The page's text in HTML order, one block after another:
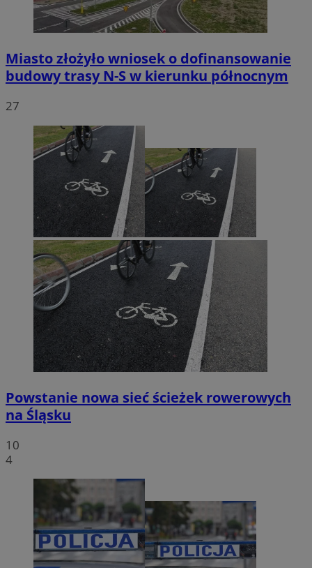
Miasto złożyło wniosek o dofinansowanie
budowy trasy N-S w kierunku północnym
27
Powstanie nowa sieć ścieżek rowerowych
na Śląsku
10
4